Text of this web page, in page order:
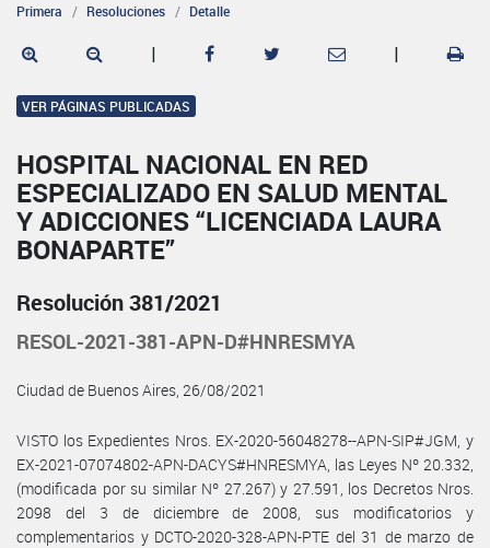
Primera Resoluciones Detalle
| |
VER PÁGINAS PUBLICADAS
HOSPITAL NACIONAL EN RED
ESPECIALIZADO EN SALUD MENTAL
Y ADICCIONES “LICENCIADA LAURA
BONAPARTE”
Resolución 381/2021
RESOL-2021-381-APN-D#HNRESMYA
Ciudad de Buenos Aires, 26/08/2021
VISTO los Expedientes Nros. EX-2020-56048278--APN-SIP#JGM, y
EX-2021-07074802-APN-DACYS#HNRESMYA, las Leyes Nº 20.332,
(modificada por su similar Nº 27.267) y 27.591, los Decretos Nros.
2098 del 3 de diciembre de 2008, sus modificatorios y
complementarios y DCTO-2020-328-APN-PTE del 31 de marzo de